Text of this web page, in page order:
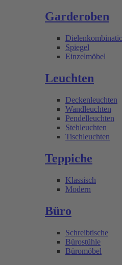
Garderoben
Spiegel
Einzelmöbel
Leuchten
Deckenleuchten
Wandleuchten
Pendelleuchten
Stehleuchten
Tischleuchten
Teppiche
Klassisch
Modern
Büro
Schreibtische
Bürostühle
Büromöbel